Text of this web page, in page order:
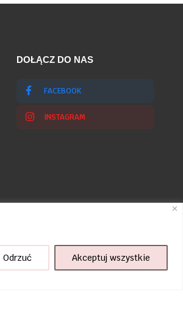
Odrzuć Akceptuj wszystkie
DOŁĄCZ DO NAS
FACEBOOK
INSTAGRAM